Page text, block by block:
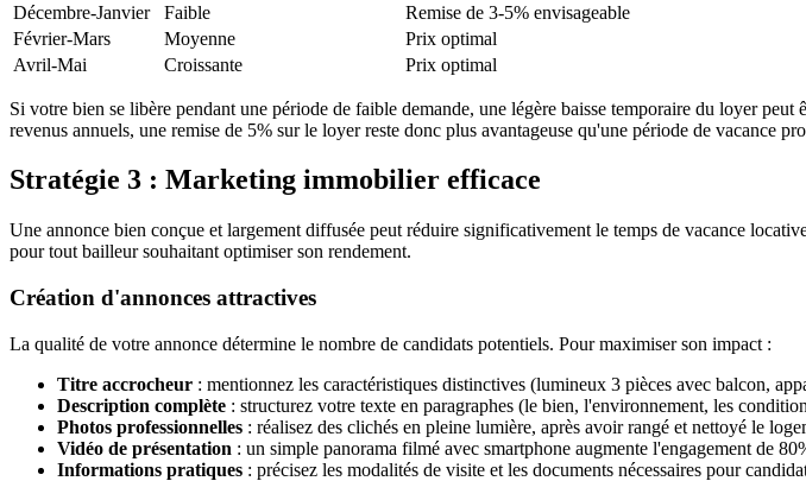
Décembre-Janvier
Faible
Remise de 3-5% envisageable
Février-Mars
Moyenne
Prix optimal
Avril-Mai
Croissante Prix optimal
Si votre bien se libère pendant une période de faible demande, une légère baisse temporaire du loyer
revenus annuels, une remise de 5% sur le loyer reste donc plus avantageuse qu'une période de vacance
Stratégie 3 : Marketing immobilier efficace
Une annonce bien conçue et largement diffusée peut réduire significativement le temps de vacance
pour tout bailleur souhaitant optimiser son rendement.
Création d'annonces attractives
La qualité de votre annonce détermine le nombre de candidats potentiels. Pour maximiser son impact :
Titre accrocheur : mentionnez les caractéristiques distinctives (lumineux 3 pièces avec balcon,
Description complète : structurez votre texte en paragraphes (le bien, l'environnement, les
Photos professionnelles : réalisez des clichés en pleine lumière, après avoir rangé et nettoyé le
Vidéo de présentation : un simple panorama filmé avec smartphone augmente l'engagement de
Informations pratiques : précisez les modalités de visite et les documents nécessaires pour